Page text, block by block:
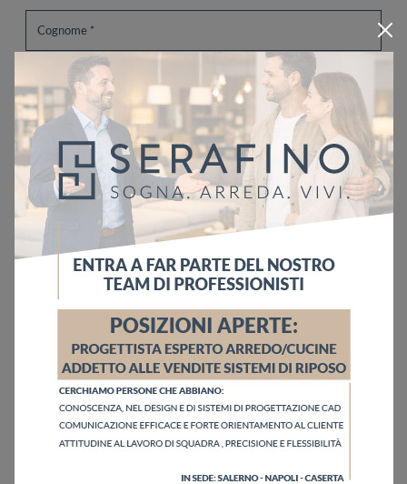
Ho letto l'informativa sullaPrivacy Policy
Invia